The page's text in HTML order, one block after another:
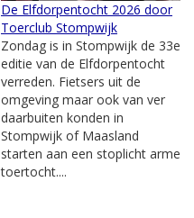
De Elfdorpentocht 2026 door
Toerclub Stompwijk
Zondag is in Stompwijk de 33e
editie van de Elfdorpentocht
verreden. Fietsers uit de
omgeving maar ook van ver
daarbuiten konden in
Stompwijk of Maasland
starten aan een stoplicht arme
toertocht....